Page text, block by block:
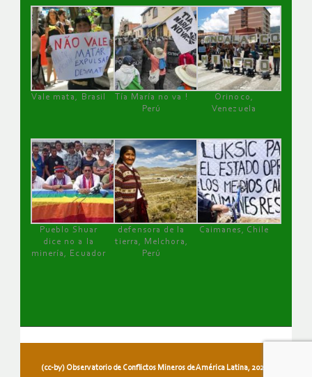
Vale mata, Brasil
Tía María no va !
Perú
Orinoco,
Venezuela
Pueblo Shuar
dice no a la
minería, Ecuador
defensora de la
tierra, Melchora,
Perú
Caimanes, Chile
(cc-by) Observatorio de Conflictos Mineros de América Latina, 2026